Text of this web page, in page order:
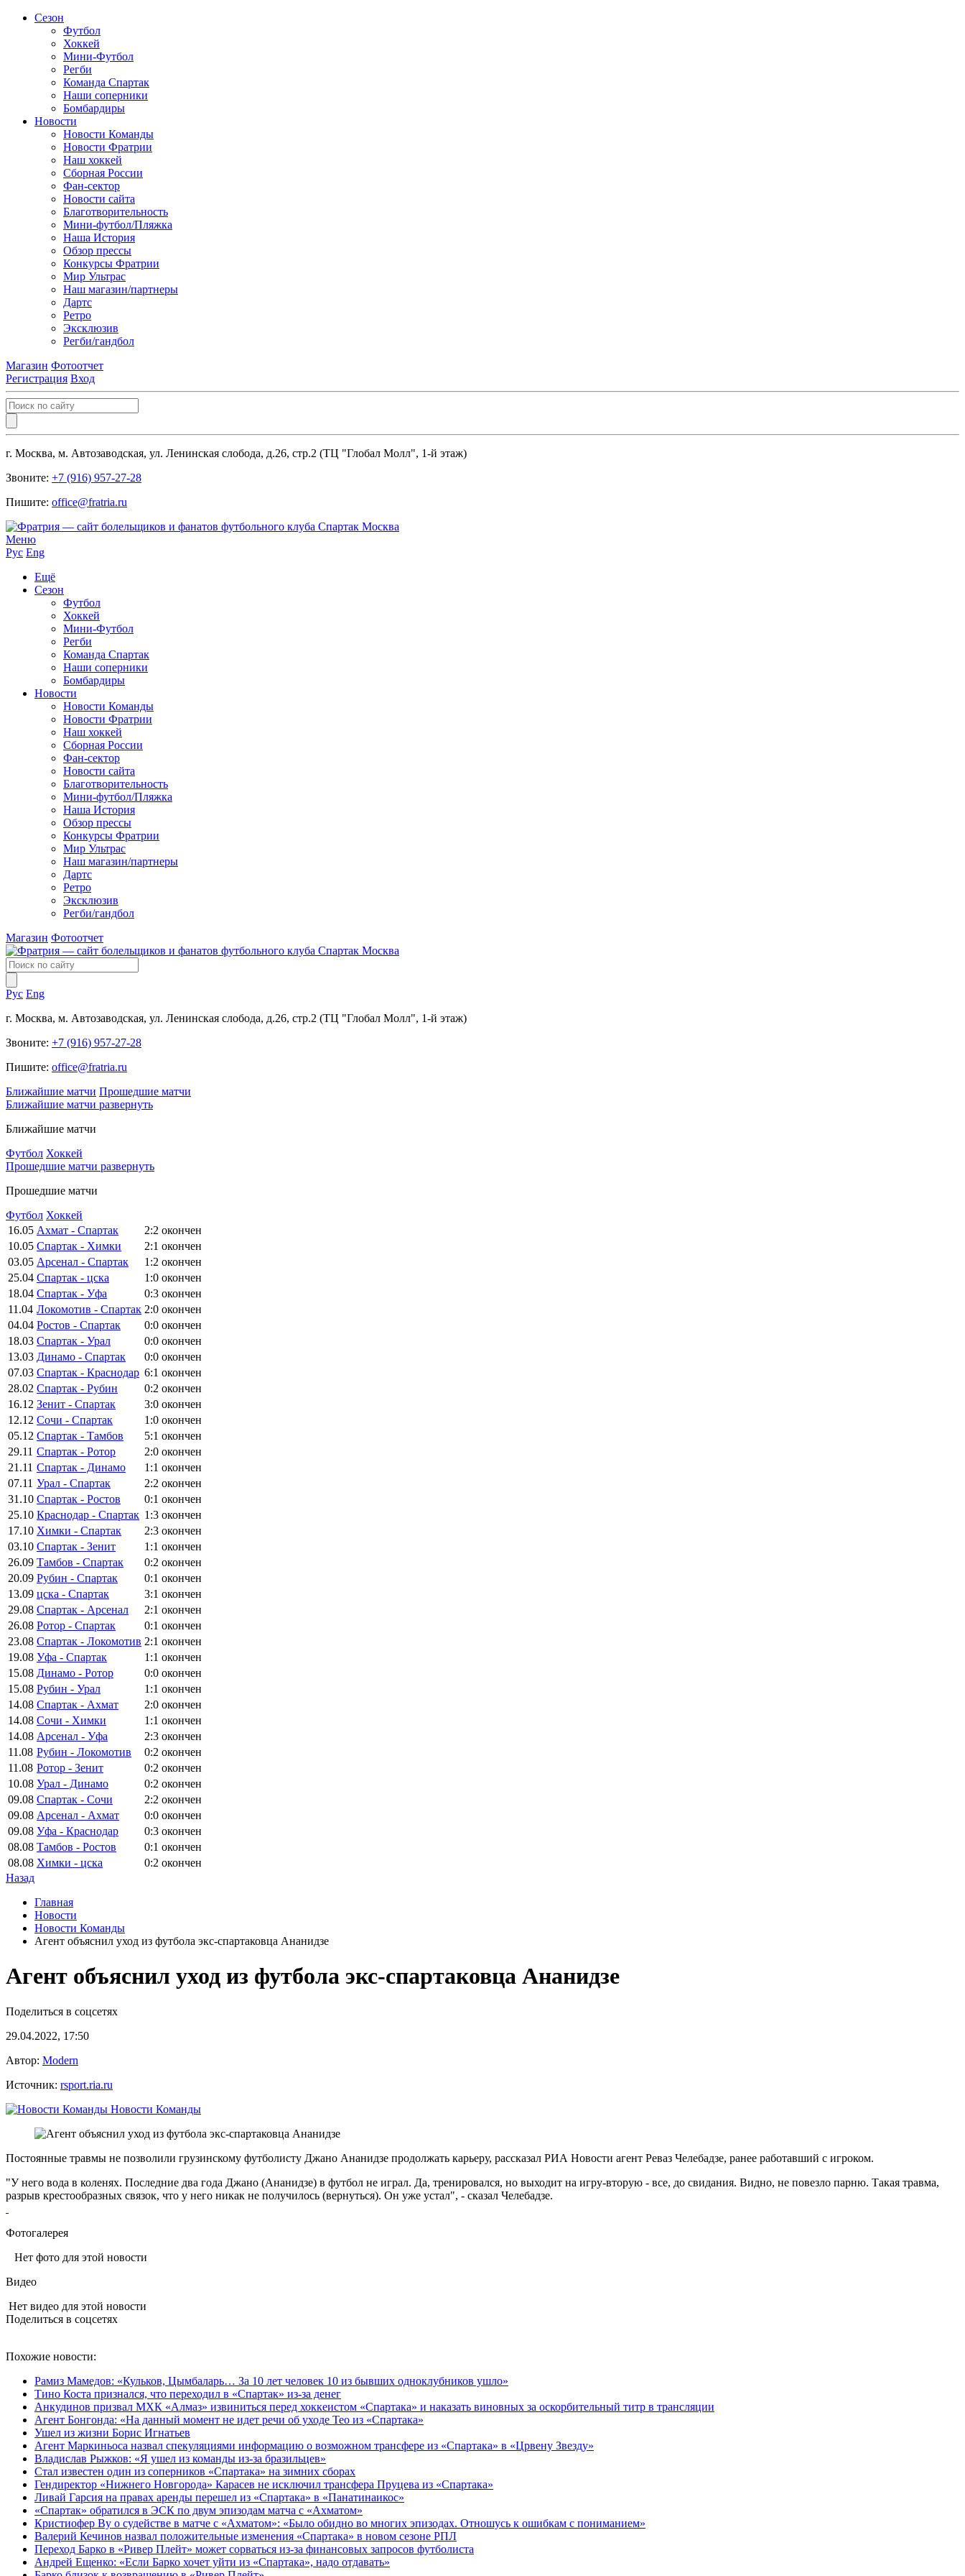
Сезон
Футбол
Хоккей
Мини-Футбол
Регби
Команда Спартак
Наши соперники
Бомбардиры
Новости
Новости Команды
Новости Фратрии
Наш хоккей
Сборная России
Фан-cектор
Новости сайта
Благотворительность
Мини-футбол/Пляжка
Наша История
Обзор прессы
Конкурсы Фратрии
Мир Ультрас
Наш магазин/партнеры
Дартс
Ретро
Эксклюзив
Регби/гандбол
Магазин Фотоотчет
Регистрация Вход
г. Москва, м. Автозаводская, ул. Ленинская слобода, д.26, стр.2 (ТЦ "Глобал Молл", 1-й этаж)
Звоните: +7 (916) 957-27-28
Пишите: office@fratria.ru
Меню
Рус Eng
Ещё
Сезон
Футбол
Хоккей
Мини-Футбол
Регби
Команда Спартак
Наши соперники
Бомбардиры
Новости
Новости Команды
Новости Фратрии
Наш хоккей
Сборная России
Фан-cектор
Новости сайта
Благотворительность
Мини-футбол/Пляжка
Наша История
Обзор прессы
Конкурсы Фратрии
Мир Ультрас
Наш магазин/партнеры
Дартс
Ретро
Эксклюзив
Регби/гандбол
Магазин Фотоотчет
Рус Eng
г. Москва, м. Автозаводская, ул. Ленинская слобода, д.26, стр.2 (ТЦ "Глобал Молл", 1-й этаж)
Звоните: +7 (916) 957-27-28
Пишите: office@fratria.ru
Ближайшие матчи Прошедшие матчи
Ближайшие матчи развернуть
Ближайшие матчи
Футбол Хоккей
Прошедшие матчи развернуть
Прошедшие матчи
Футбол Хоккей
16.05 Ахмат - Спартак 2:2 окончен
10.05 Спартак - Химки 2:1 окончен
03.05 Арсенал - Спартак 1:2 окончен
25.04 Спартак - цска 1:0 окончен
18.04 Спартак - Уфа 0:3 окончен
11.04 Локомотив - Спартак 2:0 окончен
04.04 Ростов - Спартак 0:0 окончен
18.03 Спартак - Урал 0:0 окончен
13.03 Динамо - Спартак 0:0 окончен
07.03 Спартак - Краснодар 6:1 окончен
28.02 Спартак - Рубин 0:2 окончен
16.12 Зенит - Спартак 3:0 окончен
12.12 Сочи - Спартак 1:0 окончен
05.12 Спартак - Тамбов 5:1 окончен
29.11 Спартак - Ротор 2:0 окончен
21.11 Спартак - Динамо 1:1 окончен
07.11 Урал - Спартак 2:2 окончен
31.10 Спартак - Ростов 0:1 окончен
25.10 Краснодар - Спартак 1:3 окончен
17.10 Химки - Спартак 2:3 окончен
03.10 Спартак - Зенит 1:1 окончен
26.09 Тамбов - Спартак 0:2 окончен
20.09 Рубин - Спартак 0:1 окончен
13.09 цска - Спартак 3:1 окончен
29.08 Спартак - Арсенал 2:1 окончен
26.08 Ротор - Спартак 0:1 окончен
23.08 Спартак - Локомотив 2:1 окончен
19.08 Уфа - Спартак 1:1 окончен
15.08 Динамо - Ротор 0:0 окончен
15.08 Рубин - Урал 1:1 окончен
14.08 Спартак - Ахмат 2:0 окончен
14.08 Сочи - Химки 1:1 окончен
14.08 Арсенал - Уфа 2:3 окончен
11.08 Рубин - Локомотив 0:2 окончен
11.08 Ротор - Зенит 0:2 окончен
10.08 Урал - Динамо 0:2 окончен
09.08 Спартак - Сочи 2:2 окончен
09.08 Арсенал - Ахмат 0:0 окончен
09.08 Уфа - Краснодар 0:3 окончен
08.08 Тамбов - Ростов 0:1 окончен
08.08 Химки - цска 0:2 окончен
Назад
Главная
Новости
Новости Команды
Агент объяснил уход из футбола экс-спартаковца Ананидзе
Агент объяснил уход из футбола экс-спартаковца Ананидзе
Поделиться в соцсетях
29.04.2022, 17:50
Автор: Modern
Источник: rsport.ria.ru
Новости Команды
Постоянные травмы не позволили грузинскому футболисту Джано Ананидзе продолжать карьеру, рассказал РИА Новости агент Реваз Челебадзе, ранее работавший с игроком.
"У него вода в коленях. Последние два года Джано (Ананидзе) в футбол не играл. Да, тренировался, но выходит на игру-вторую - все, до свидания. Видно, не повезло парню. Такая травма,
разрыв крестообразных связок, что у него никак не получилось (вернуться). Он уже устал", - сказал Челебадзе.
Фотогалерея
Нет фото для этой новости
Видео
Нет видео для этой новости
Поделиться в соцсетях
Похожие новости:
Рамиз Мамедов: «Кульков, Цымбаларь… За 10 лет человек 10 из бывших одноклубников ушло»
Тино Коста признался, что переходил в «Спартак» из-за денег
Анкудинов призвал МХК «Алмаз» извиниться перед хоккеистом «Спартака» и наказать виновных за оскорбительный титр в трансляции
Агент Бонгонда: «На данный момент не идет речи об уходе Тео из «Спартака»
Ушел из жизни Борис Игнатьев
Агент Маркиньоса назвал спекуляциями информацию о возможном трансфере из «Спартака» в «Црвену Звезду»
Владислав Рыжков: «Я ушел из команды из-за бразильцев»
Стал известен один из соперников «Спартака» на зимних сборах
Гендиректор «Нижнего Новгорода» Карасев не исключил трансфера Пруцева из «Спартака»
Ливай Гарсия на правах аренды перешел из «Спартака» в «Панатинаикос»
«Спартак» обратился в ЭСК по двум эпизодам матча с «Ахматом»
Кристиофер Ву о судействе в матче с «Ахматом»: «Было обидно во многих эпизодах. Отношусь к ошибкам с пониманием»
Валерий Кечинов назвал положительные изменения «Спартака» в новом сезоне РПЛ
Переход Барко в «Ривер Плейт» может сорваться из‑за финансовых запросов футболиста
Андрей Ещенко: «Если Барко хочет уйти из «Спартака», надо отдавать»